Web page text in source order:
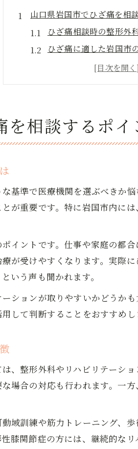
山口県岩国市でひざ痛を相
ひざ痛相談時の整形外
ひざ痛に適した岩国市
ひざ痛改善に役立つ通
岩国市でひざ痛相談時
ひざ痛リハビリに強い岩国
ひざ痛リハビリ特化の
MRI対応など検査体制
ひざ痛に効果的なリハ
岩国市のひざ痛リハビ
ひざ痛対応のネット予
ひざ痛患者が重視する
岩国市ひざ痛対応病院
口コミランキングから
岩国市で自分に合うひざ痛
ひざ痛リハビリの相性
相談するポイ
基準で医療機関を選ぶべきか
が重要です。特に岩国市内に
イントです。仕事や家庭の都
が受けやすくなります。実際
いう声も聞かれます。
ションが取りやすいかどうか
して判断することをおすすめし
、整形外科やリハビリテーシ
場合の対応も行われます。一
域訓練や筋力トレーニング、
膝関節症の方には、継続的なリ